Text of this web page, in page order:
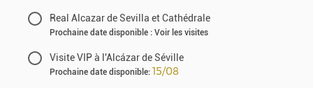
Real Alcazar de Sevilla et Cathédrale
Prochaine date disponible : Voir les visites
Visite VIP à l'Alcázar de Séville
Prochaine date disponible: 15/08